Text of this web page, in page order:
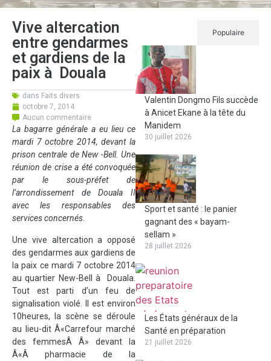
Vive altercation
entre gendarmes
et gardiens de la
paix à Douala
dans Faits divers
octobre 7, 2014
Aucun commentaire
La bagarre générale a eu lieu ce
mardi 7 octobre 2014, devant la
prison centrale de New -Bell. Une
réunion de crise a été convoquée
par le sous-préfet de
l’arrondissement de Douala II
avec les responsables des
services concernés.
Une vive altercation a opposé
des gendarmes aux gardiens de
la paix ce mardi 7 octobre 2014
au quartier New-Bell à Douala.
Tout est parti d’un feu de
signalisation violé. Il est environ
10heures, la scène se déroule
au lieu-dit Â«Carrefour marché
des femmesÂ Â» devant la
Â«Â pharmacie de la
Populaire
Valentin Dongmo Fils succède
à Anicet Ekane à la tête du
Manidem
30 juillet 2026
Sport et santé : le panier
gagnant des « bayam-
sellam »
28 juillet 2026
Les États généraux de la
Santé en préparation
21 juillet 2026